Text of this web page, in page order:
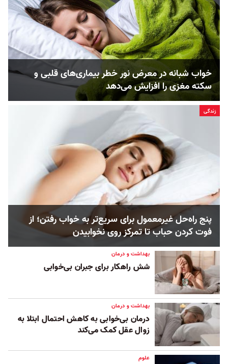
خواب شبانه در معرض نور خطر بیماری‌های قلبی و
سکته مغزی را افزایش می‌دهد
زندگی
پنج راه‌حل غیرمعمول برای سریع‌تر به خواب رفتن؛ از
فوت کردن حباب تا تمرکز روی نخوابیدن
بهداشت و درمان
شش راهکار برای جبران بی‌خوابی
بهداشت و درمان
درمان بی‌خوابی به کاهش احتمال ابتلا به
زوال عقل کمک می‌کند
علوم